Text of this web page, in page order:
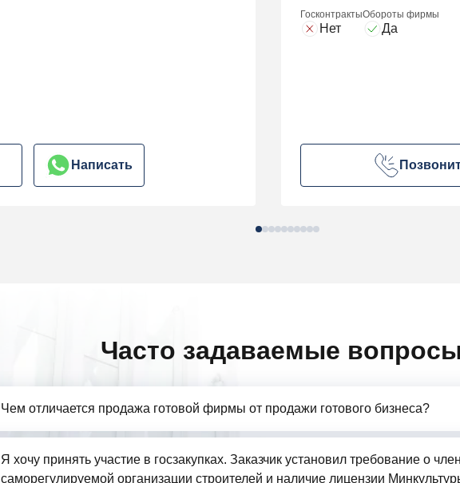
Написать
Госконтракты
Нет
Обороты фирмы
Да
Часто задаваемые
Чем отличается продажа готовой фирмы от продажи готового бизнеса?
Я хочу принять участие в госзакупках. Заказчик установил требование о
саморегулируемой организации строителей и наличие лицензии